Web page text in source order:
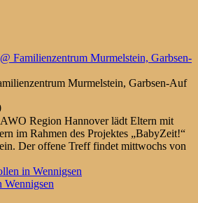
@ Familienzentrum Murmelstein, Garbsen-
Murmelstein, Garbsen-Auf
Region Hannover lädt Eltern mit
im Rahmen des Projektes „BabyZeit!“
Der offene Treff findet mittwochs von
in Wennigsen
Wennigsen